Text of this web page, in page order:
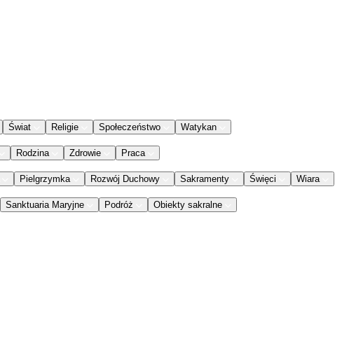
Świat Religie Społeczeństwo Watykan
Rodzina Zdrowie Praca
Pielgrzymka Rozwój Duchowy Sakramenty Święci Wiara
Sanktuaria Maryjne Podróż Obiekty sakralne